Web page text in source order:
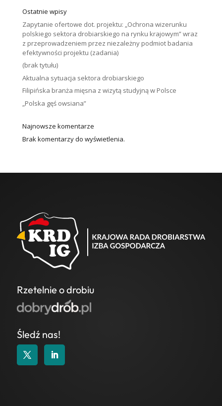
Ostatnie wpisy
Zapytanie ofertowe dot. projektu: „Ochrona wizerunku
polskiego sektora drobiarskiego na rynku krajowym” wraz
z przeprowadzeniem przez niezależny podmiot badania
efektywności projektu (zadania)
(brak tytułu)
Aktualna sytuacja sektora drobiarskiego
Filipińska branża mięsna z wizytą studyjną w Polsce
„Polska gęś owsiana”
Najnowsze komentarze
Brak komentarzy do wyświetlenia.
Rzetelnie o drobiu
Śledź nas!